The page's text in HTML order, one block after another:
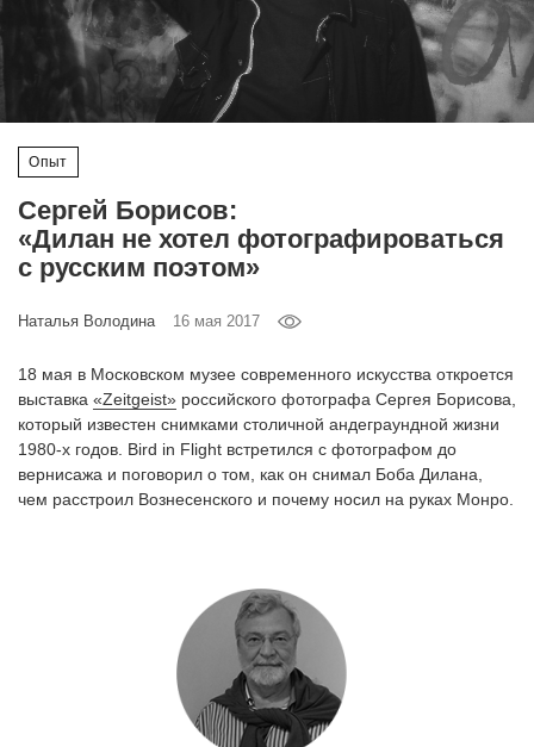
Опыт
Сергей Борисов:
«Дилан не хотел фотографироваться
с русским поэтом»
Наталья Володина 16 мая 2017
18 мая в Московском музее современного искусства откроется
выставка «Zeitgeist» российского фотографа Сергея Борисова,
который известен снимками столичной андеграундной жизни
1980-х годов. Bird in Flight встретился с фотографом до
вернисажа и поговорил о том, как он снимал Боба Дилана,
чем расстроил Вознесенского и почему носил на руках Монро.